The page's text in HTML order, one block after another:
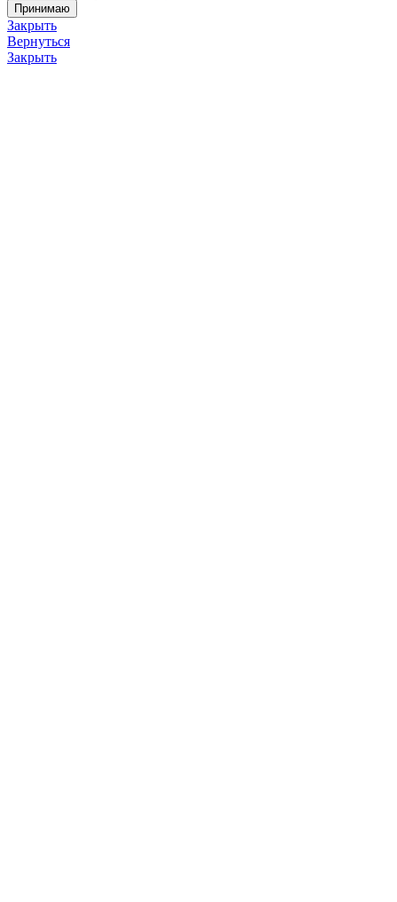
Принимаю
Закрыть
Вернуться
Закрыть